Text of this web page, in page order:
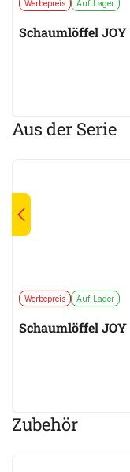
Werbepreis Auf Lager
Schaumlöffel JOY
Aus der Serie
Werbepreis Auf Lager
Schaumlöffel JOY
Zubehör